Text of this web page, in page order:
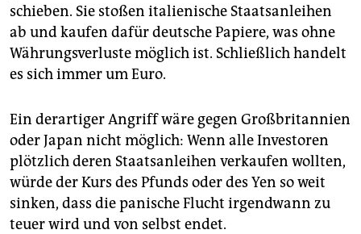
schieben. Sie stoßen italienische Staatsanleihen
ab und kaufen dafür deutsche Papiere, was ohne
Währungsverluste möglich ist. Schließlich handelt
es sich immer um Euro.
Ein derartiger Angriff wäre gegen Großbritannien
oder Japan nicht möglich: Wenn alle Investoren
plötzlich deren Staatsanleihen verkaufen wollten,
würde der Kurs des Pfunds oder des Yen so weit
sinken, dass die panische Flucht irgendwann zu
teuer wird und von selbst endet.